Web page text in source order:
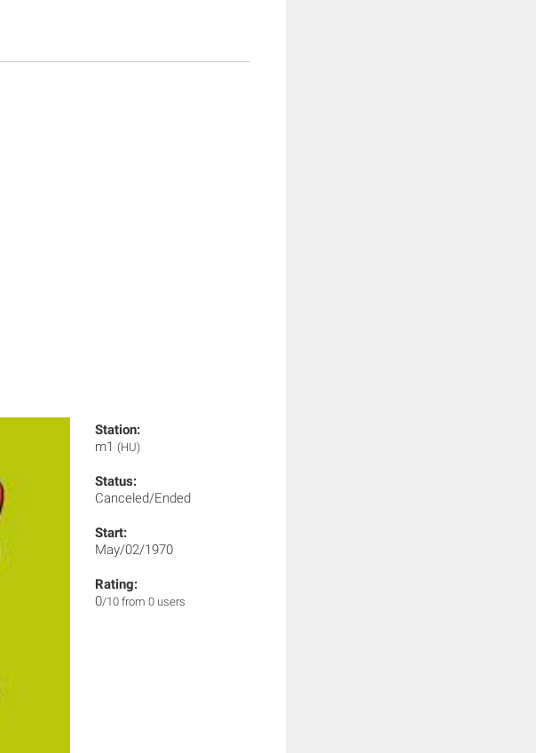
Station:
m1 (HU)
Status:
Canceled/Ended
Start:
May/02/1970
Rating:
0/10 from 0 users